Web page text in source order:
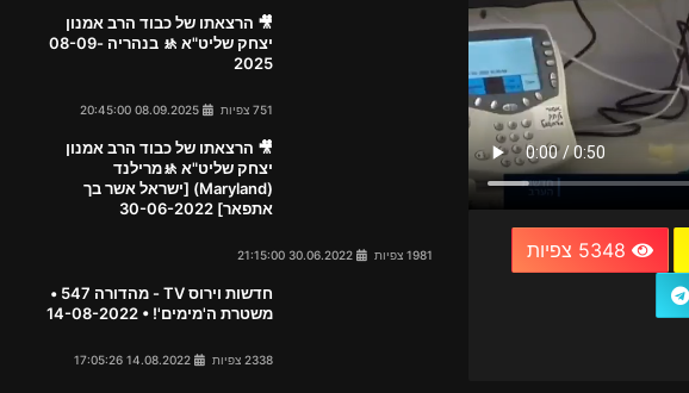
🎥 הרצאתו של כבוד הרב אמנון
יצחק שליט"א 🚸 בנהריה 08-09-
2025
751 צפיות
🎥 הרצאתו של כבוד הרב אמנון
יצחק שליט"א 🚸מרילנד
(Maryland) [ישראל אשר בך
אתפאר] 30-06-2022
1981 צפיות
חדשות וירוס TV - מהדורה 547 •
משטרת ה'מימים'! • 14-08-2022
2338 צפיות